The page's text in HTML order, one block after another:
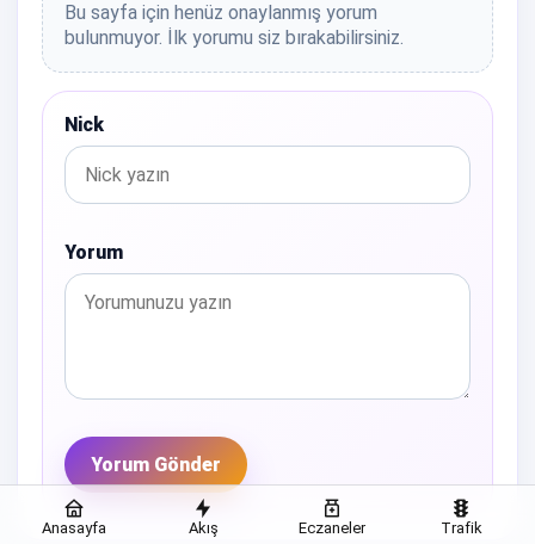
Bu sayfa için henüz onaylanmış yorum
bulunmuyor. İlk yorumu siz bırakabilirsiniz.
Nick
Yorum
Yorum Gönder
Anasayfa Akış Eczaneler Trafik